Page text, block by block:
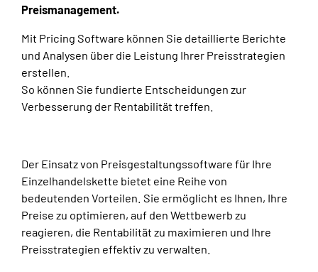
Preismanagement.
Mit Pricing Software können Sie detaillierte Berichte
und Analysen über die Leistung Ihrer Preisstrategien
erstellen.
So können Sie fundierte Entscheidungen zur
Verbesserung der Rentabilität treffen.
Der Einsatz von Preisgestaltungssoftware für Ihre
Einzelhandelskette bietet eine Reihe von
bedeutenden Vorteilen. Sie ermöglicht es Ihnen, Ihre
Preise zu optimieren, auf den Wettbewerb zu
reagieren, die Rentabilität zu maximieren und Ihre
Preisstrategien effektiv zu verwalten.